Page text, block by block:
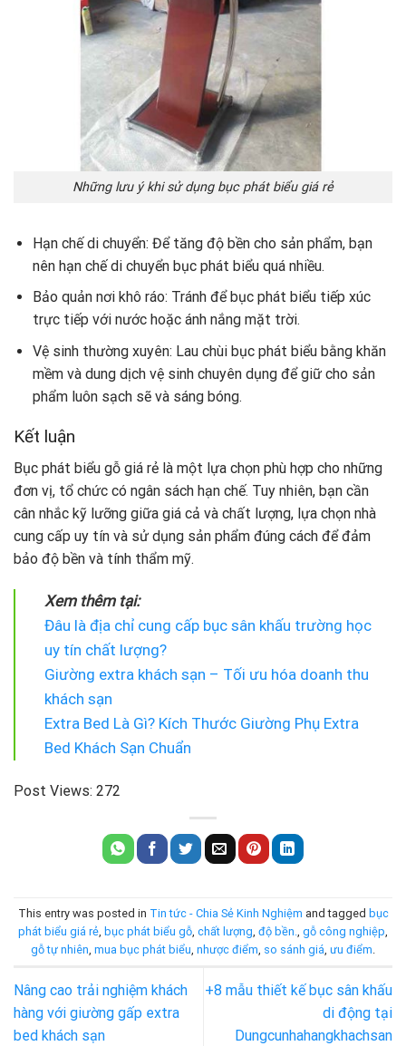
Những lưu ý khi sử dụng bục phát biểu giá rẻ
Hạn chế di chuyển: Để tăng độ bền cho sản phẩm, bạn
nên hạn chế di chuyển bục phát biểu quá nhiều.
Bảo quản nơi khô ráo: Tránh để bục phát biểu tiếp xúc
trực tiếp với nước hoặc ánh nắng mặt trời.
Vệ sinh thường xuyên: Lau chùi bục phát biểu bằng khăn
mềm và dung dịch vệ sinh chuyên dụng để giữ cho sản
phẩm luôn sạch sẽ và sáng bóng.
Kết luận
Bục phát biểu gỗ giá rẻ là một lựa chọn phù hợp cho những
đơn vị, tổ chức có ngân sách hạn chế. Tuy nhiên, bạn cần
cân nhắc kỹ lưỡng giữa giá cả và chất lượng, lựa chọn nhà
cung cấp uy tín và sử dụng sản phẩm đúng cách để đảm
bảo độ bền và tính thẩm mỹ.
Xem thêm tại:
Đâu là địa chỉ cung cấp bục sân khấu trường học
uy tín chất lượng?
Giường extra khách sạn – Tối ưu hóa doanh thu
khách sạn
Extra Bed Là Gì? Kích Thước Giường Phụ Extra
Bed Khách Sạn Chuẩn
Post Views: 272
This entry was posted in Tin tức - Chia Sẻ Kinh Nghiệm and tagged bục
phát biểu giá rẻ bục phát biểu gỗ chất lượng độ bền. gỗ công nghiệp
gỗ tự nhiên mua bục phát biểu nhược điểm so sánh giá ưu điểm
Nâng cao trải nghiệm khách
hàng với giường gấp extra
bed khách sạn
+8 mẫu thiết kế bục sân khấu
di động tại
Dungcunhahangkhachsan